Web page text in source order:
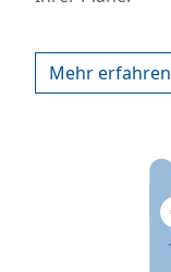
Mehr erfahren